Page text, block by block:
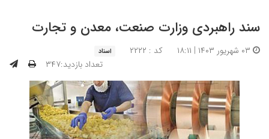
سند راهبردی وزارت صنعت، معدن و تجارت
کد : ۲۲۲۲ اسناد
تعداد بازدید:۳۴۷